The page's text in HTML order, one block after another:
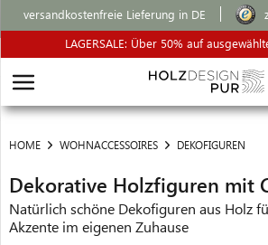
versandkostenfreie Lieferung in DE
LAGERSALE: Über 50% auf
HOME WOHNACCESSOIRES DEKOFIGUREN
Dekorative Holzfiguren mit
Natürlich schöne Dekofiguren aus Holz
Akzente im eigenen Zuhause